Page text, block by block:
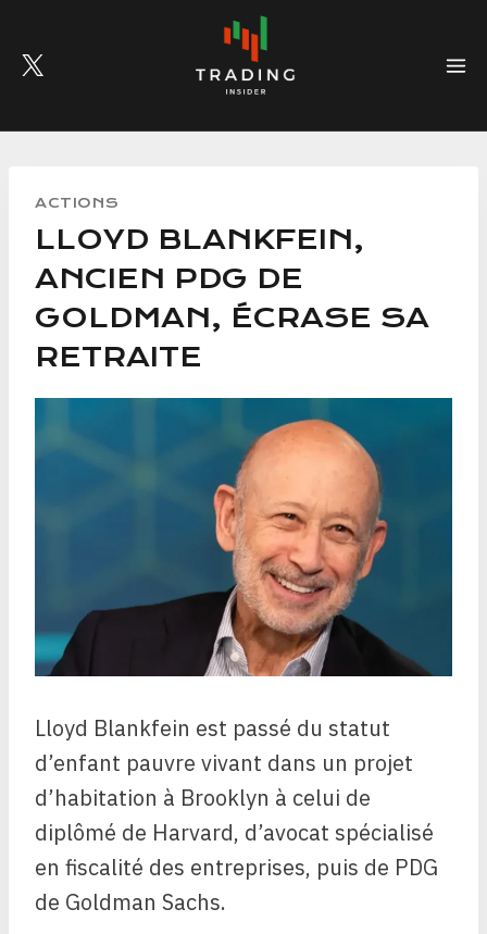
content
ACTIONS
LLOYD BLANKFEIN,
ANCIEN PDG DE
GOLDMAN, ÉCRASE SA
RETRAITE
Lloyd Blankfein est passé du statut
d’enfant pauvre vivant dans un projet
d’habitation à Brooklyn à celui de
diplômé de Harvard, d’avocat spécialisé
en fiscalité des entreprises, puis de PDG
de Goldman Sachs.